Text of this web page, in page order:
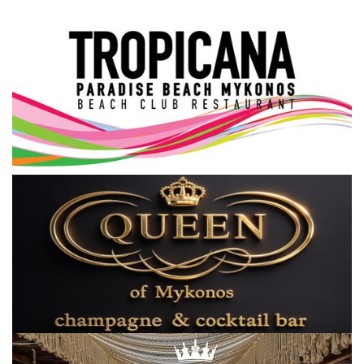
Σεβασμιώτατος Δωρόθεος Β’
Cost Of Living Crisis
Opinion + Analysis
L’Art des Sens
All News
Local Elections 2023
Elections 2023